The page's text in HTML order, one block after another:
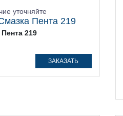
уточняйте
219
ЗАКАЗАТЬ